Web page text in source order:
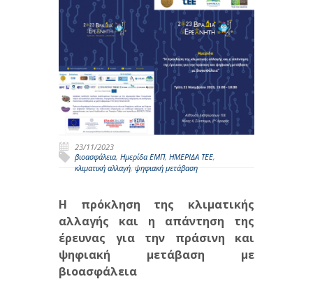
23/11/2023
βιοασφάλεια, Ημερίδα ΕΜΠ, ΗΜΕΡΙΔΑ ΤΕΕ,
κλιματική αλλαγή, ψηφιακή μετάβαση
Η πρόκληση της κλιματικής
αλλαγής και η απάντηση της
έρευνας για την πράσινη και
ψηφιακή μετάβαση με
βιοασφάλεια